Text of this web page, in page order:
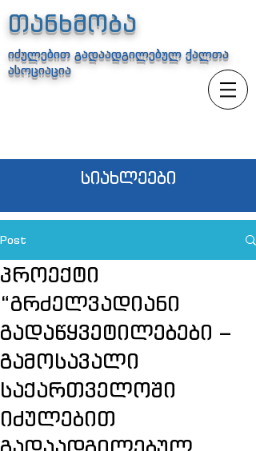
თანხმობა
იძულებით გადაადგილებულ ქალთა
ასოციაცია
სიახლეები
Post
პროექტი
“გრძელვადიანი
გადაწყვეტილებები –
გამოსავალი
საქართველოში
იძულებით